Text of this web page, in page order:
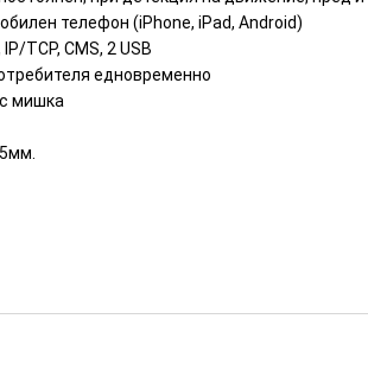
телефон (iPhone, iPad, Android)
TCP, CMS, 2 USB
едновременно
мишка